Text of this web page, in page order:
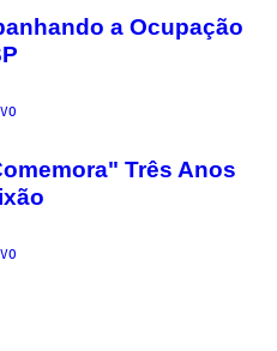
a Ocupação
Três Anos